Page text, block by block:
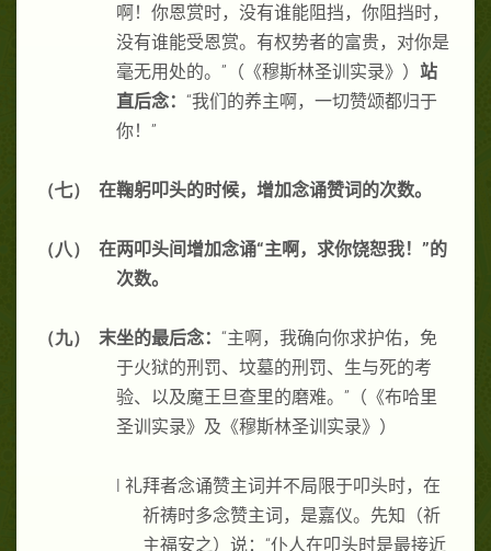
啊！你恩赏时，没有谁能阻挡，你阻挡时，
没有谁能受恩赏。有权势者的富贵，对你是
毫无用处的。”（《穆斯林圣训实录》） 站
直后念： “我们的养主啊，一切赞颂都归于
你！”
（七） 在鞠躬叩头的时候，增加念诵赞词的次数。
（八）
在两叩头间增加念诵“主啊，求你饶恕我！”的
次数。
（九） 末坐的最后念： “主啊，我确向你求护佑，免
于火狱的刑罚、坟墓的刑罚、生与死的考
验、以及魔王旦查里的磨难。”（《布哈里
圣训实录》及《穆斯林圣训实录》）
l 礼拜者念诵赞主词并不局限于叩头时，在
祈祷时多念赞主词，是嘉仪。先知（祈
主福安之）说：“仆人在叩头时是最接近